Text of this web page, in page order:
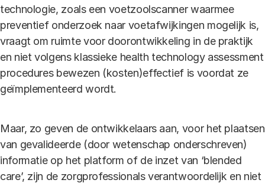
technologie, zoals een voetzoolscanner waarmee
preventief onderzoek naar voetafwijkingen mogelijk is,
vraagt om ruimte voor doorontwikkeling in de praktijk
en niet volgens klassieke health technology assessment
procedures bewezen (kosten)effectief is voordat ze
geïmplementeerd wordt.
Maar, zo geven de ontwikkelaars aan, voor het plaatsen
van gevalideerde (door wetenschap onderschreven)
informatie op het platform of de inzet van ‘blended
care’, zijn de zorgprofessionals verantwoordelijk en niet